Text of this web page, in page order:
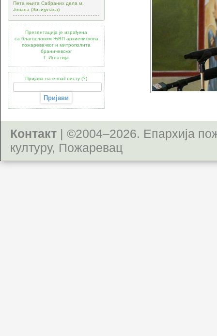
Пета књига Сабраних дела м.
Јована (Зизијуласа)
Презентација је израђена
са благословом ЊВП архиепископа
пожаревачког и митрополита
браничевског
Г. Игнатија
Пријава на e-mail листу (?)
Контакт | ©2004–2026. Епархија
културу, Пожаревац